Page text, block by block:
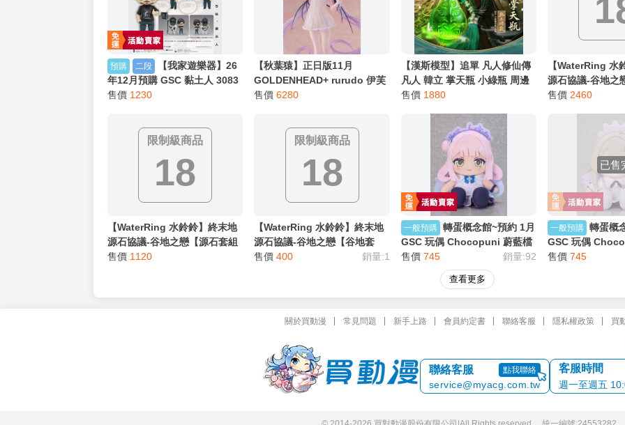
．商品如有【現貨】或【免運】，賣場都會特別註明，沒有則反之。
．每位客人的訂單大廚都會用心對待，還請耐心等候唷～
猜你喜歡
年12月預購 GSC 黏土人 3083
KOJIMA PRODUCTIONS 小島
秀夫
售價 1230
GOLDENHEAD+ rurudo 伊芙
イヴ ウサミミランジェリー
1/7 PVC 完成品
售價 6280
【漢斯模型】追單 凡人修仙傳
凡人 韓立 掌天瓶 小綠瓶 周邊
吊飾
售價 1880
限制級
【WaterRing 水
源石協議-谷地之
組】價值5390元
即門}
售價 2460
18 18
【WaterRing 水鈴鈴】終末地
源石協議-谷地之戀【谷地套
一般預購 轉蛋概念館~預約 1月
GSC 玩偶 Chocopuni 蔚藍檔
一般預購 轉蛋概
GSC 玩偶
查看更多